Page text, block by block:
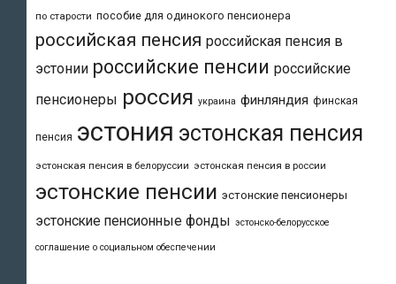
по старости пособие для одинокого пенсионера
российская пенсия российская пенсия в
эстонии российские пенсии российские
пенсионеры россия украина финляндия финская
пенсия эстония эстонская пенсия
эстонская пенсия в белоруссии эстонская пенсия в россии
эстонские пенсии эстонские пенсионеры
эстонские пенсионные фонды эстонско-белорусское
соглашение о социальном обеспечении